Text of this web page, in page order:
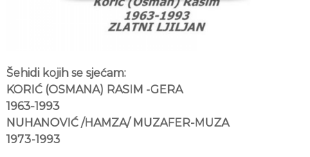
s
l
a
r
Šehidi kojih se sjećam:
KORIĆ (OSMANA) RASIM -GERA
1963-1993
NUHANOVIĆ /HAMZA/ MUZAFER-MUZA
1973-1993